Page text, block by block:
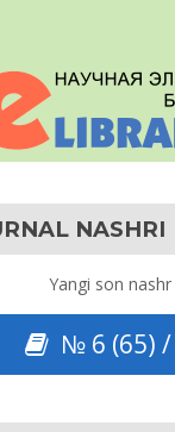
NASHRI
Yangi son
№ 6 (65) /